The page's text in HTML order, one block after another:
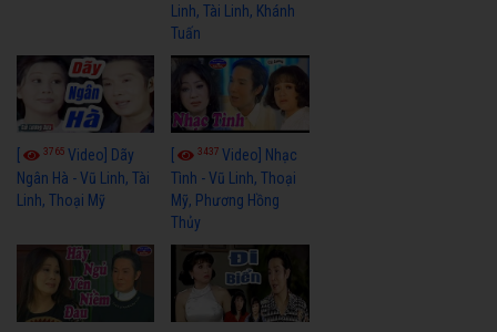
Linh, Tài Linh, Khánh
Tuấn
3765 Video] Dãy
Ngân Hà - Vũ Linh, Tài
Linh, Thoại Mỹ
3437Video] Nhạc
Tình - Vũ Linh, Thoại
Mỹ, Phương Hồng
Thủy